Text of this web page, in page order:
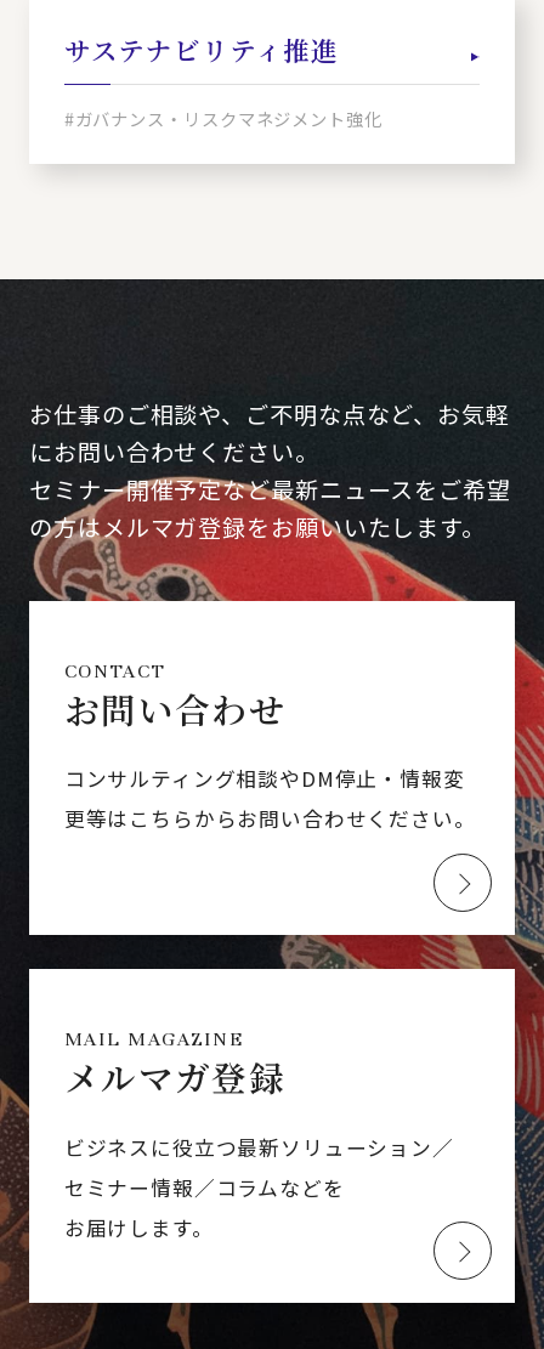
サステナビリティ推進
#ガバナンス・リスクマネジメント強化
お仕事のご相談や、ご不明な点など、お気軽
にお問い合わせください。
セミナー開催予定など最新ニュースをご希望
の方はメルマガ登録をお願いいたします。
CONTACT
お問い合わせ
コンサルティング相談やDM停止・情報変
更等はこちらからお問い合わせください。
MAIL MAGAZINE
メルマガ登録
ビジネスに役立つ最新ソリューション／
セミナー情報／コラムなどを
お届けします。